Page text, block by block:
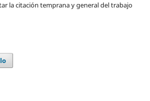
la citación temprana y general del trabajo